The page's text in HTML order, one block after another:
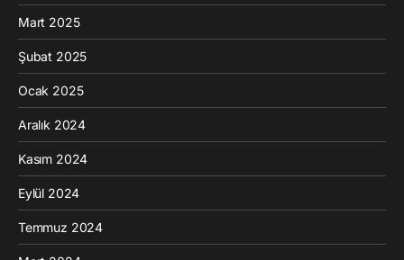
Mart 2025
Şubat 2025
Ocak 2025
Aralık 2024
Kasım 2024
Eylül 2024
Temmuz 2024